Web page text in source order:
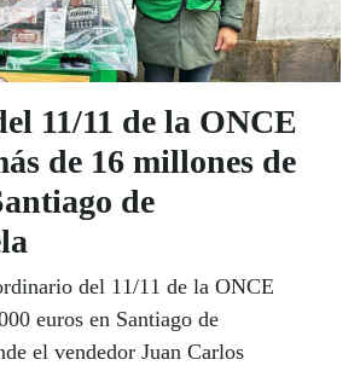
11/11 de la ONCE
de 16 millones de
de
del 11/11 de la ONCE
euros en Santiago de
el vendedor Juan Carlos